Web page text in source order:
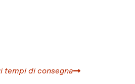
tempi di consegna